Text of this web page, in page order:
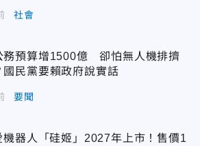
社會
務預算增1500億 卻怕無人機排擠
國民黨要賴政府說實話
要聞
機器人「硅姬」2027年上市！售價1